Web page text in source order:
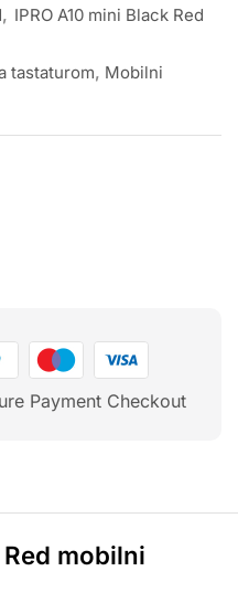
, IPRO A10 mini Black Red
tastaturom, Mobilni
Payment Checkout
Red mobilni